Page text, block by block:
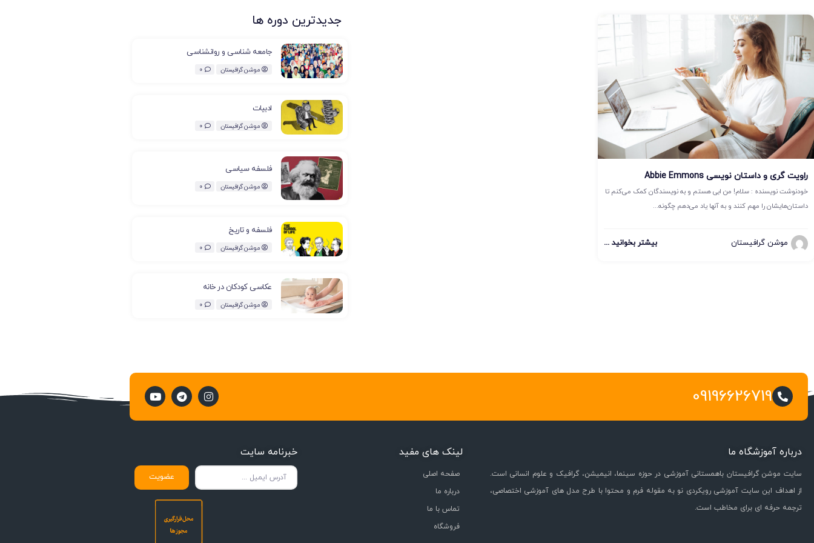
راویت گری و داستان نویسی Abbie Emmons
خودنوشت نویسنده : سلام! من ابی هستم و به نویسندگان کمک می‌کنم تا
داستان‌هایشان را مهم کنند و به آنها یاد می‌دهم چگونه...
موشن گرافیستان بیشتر بخوانید ...
جدیدترین دوره ها
جامعه شناسی و روانشناسی
موشن گرافیستان 0
ادبیات
موشن گرافیستان 0
فلسفه سیاسی
موشن گرافیستان 0
فلسفه و تاریخ
موشن گرافیستان 0
عکاسی کودکان در خانه
موشن گرافیستان 0
09196626719
درباره آموزشگاه ما
سایت موشن گرافیستان باهمستانی آموزشی در حوزه سینما، انیمیشن، گرافیک و علوم انسانی است.
از اهداف این سایت آموزشی رویکردی نو به مقوله فرم و محتوا با طرح مدل های آموزشی اختصاصی،
ترجمه حرفه ای برای مخاطب است.
لینک های مفید
صفحه اصلی
درباره ما
تماس با ما
فروشگاه
خبرنامه سایت
عضویت